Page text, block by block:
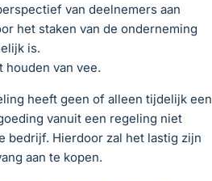
van deelnemers aan
het staken van de onderneming
is.
houden van vee.
heeft geen of alleen tijdelijk een
vanuit een regeling niet
bedrijf. Hierdoor zal het lastig zijn
aan te kopen.